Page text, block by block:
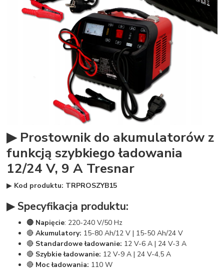
▶ Prostownik do akumulatorów z
funkcją szybkiego ładowania
12/24 V, 9 A Tresnar
▶ Kod produktu: TRPROSZYB15
▶ Specyfikacja produktu:
🔴 Napięcie: 220-240 V/50 Hz
🔴Akumulatory: 15-80 Ah/12 V | 15-50 Ah/24 V
🔴 Standardowe ładowanie: 12 V-6 A | 24 V-3 A
🔴 Szybkie ładowanie: 12 V-9 A | 24 V-4,5 A
🔴 Moc ładowania: 110 W